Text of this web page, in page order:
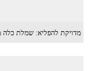
מדויקת להפליא: שמלת כלה